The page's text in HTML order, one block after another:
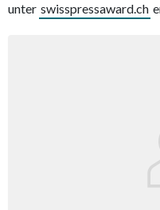
unter swisspressaward.ch